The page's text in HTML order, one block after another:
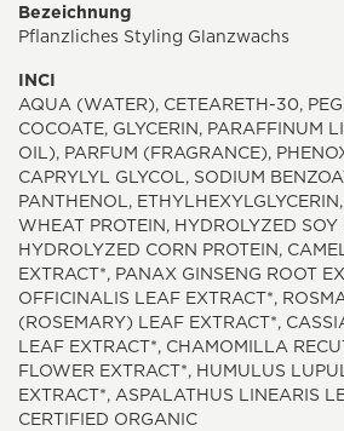
Bezeichnung
Pflanzliches Styling Glanzwachs
INCI
AQUA (WATER), CETEARETH-30,
COCOATE, GLYCERIN, PARAFFINUM
OIL), PARFUM (FRAGRANCE),
CAPRYLYL GLYCOL, SODIUM
PANTHENOL,
WHEAT PROTEIN, HYDROLYZED SOY
HYDROLYZED CORN PROTEIN,
EXTRACT*, PANAX GINSENG ROOT
OFFICINALIS LEAF EXTRACT*,
(ROSEMARY) LEAF EXTRACT*,
LEAF EXTRACT*, CHAMOMILLA
FLOWER EXTRACT*, HUMULUS
EXTRACT*, ASPALATHUS LINEARIS
CERTIFIED ORGANIC